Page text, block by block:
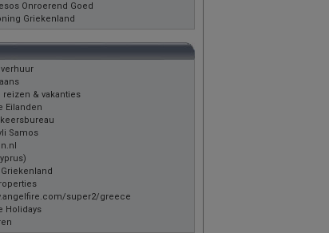
Onroerend Goed
Griekenland
reizen & vakanties
Eilanden
Samos
super2/greece
Holidays